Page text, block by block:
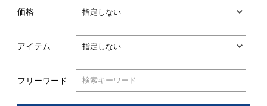
並び替える
価格
アイテム
フリーワード